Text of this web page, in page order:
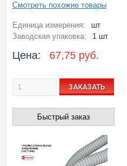
Смотреть похожие товары
Единица измерения:
шт
Заводская упаковка:
1 шт
Цена: 67,75 руб.
ЗАКАЗАТЬ
Быстрый заказ